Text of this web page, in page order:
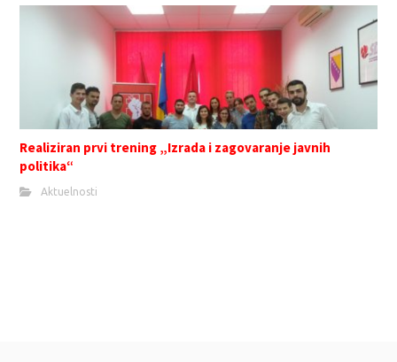
Realiziran prvi trening „Izrada i zagovaranje javnih
politika“
Aktuelnosti